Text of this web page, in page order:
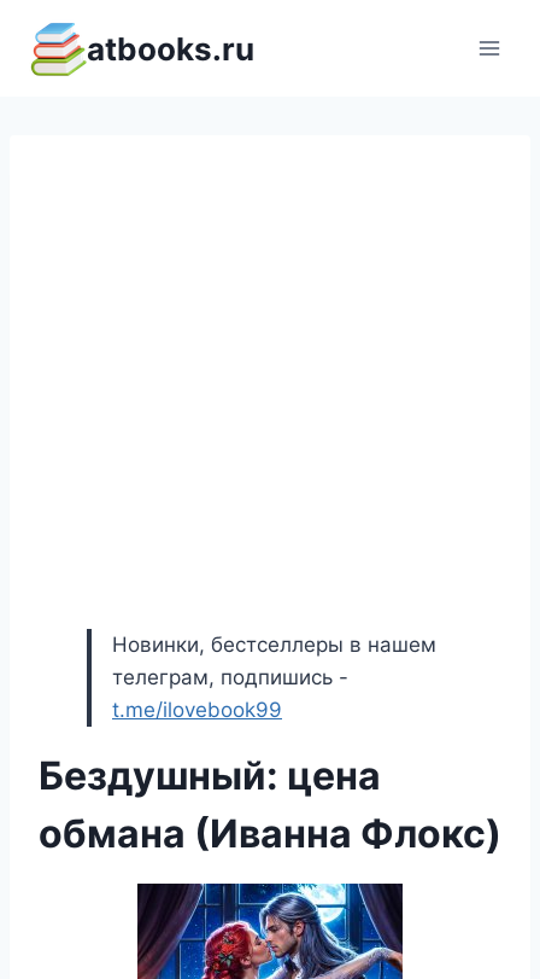
содержимому
atbooks.ru
Новинки, бестселлеры в нашем
телеграм, подпишись -
t.me/ilovebook99
Бездушный: цена
обмана (Иванна Флокс)